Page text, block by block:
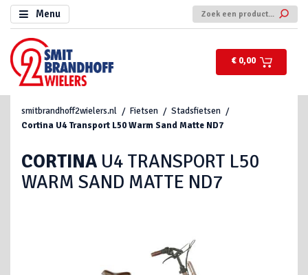
Menu
€ 0,00
smitbrandhoff2wielers.nl Fietsen
Stadsfietsen
Cortina U4 Transport L50 Warm Sand Matte ND7
CORTINA U4 TRANSPORT L50
WARM SAND MATTE ND7